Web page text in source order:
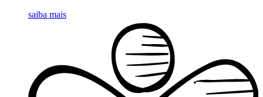
saiba mais